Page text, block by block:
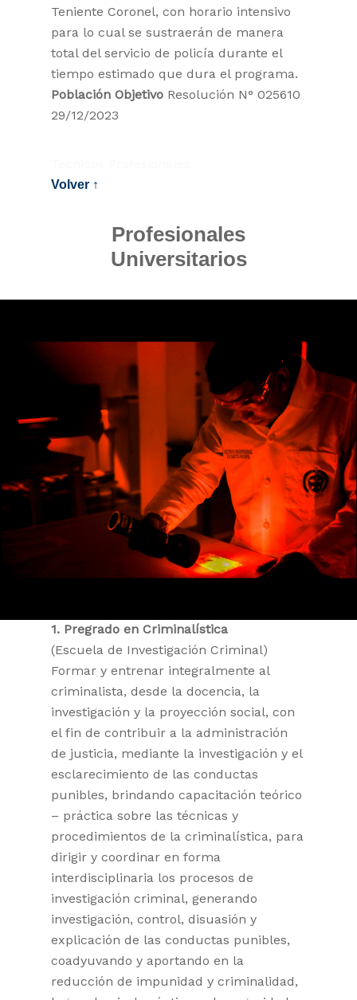
Teniente Coronel, con horario intensivo
para lo cual se sustraerán de manera
total del servicio de policía durante el
tiempo estimado que dura el programa.
Población Objetivo Resolución N° 025610
29/12/2023
Volver ↑
Profesionales
Universitarios
1. Pregrado en Criminalística
(Escuela de Investigación Criminal)
Formar y entrenar integralmente al
criminalista, desde la docencia, la
investigación y la proyección social, con
el fin de contribuir a la administración
de justicia, mediante la investigación y el
esclarecimiento de las conductas
punibles, brindando capacitación teórico
– práctica sobre las técnicas y
procedimientos de la criminalística, para
dirigir y coordinar en forma
interdisciplinaria los procesos de
investigación criminal, generando
investigación, control, disuasión y
explicación de las conductas punibles,
coadyuvando y aportando en la
reducción de impunidad y criminalidad,